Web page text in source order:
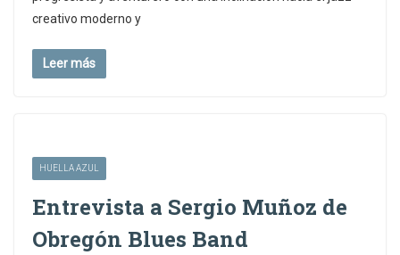
creativo moderno y
Leer más
HUELLA AZUL
Entrevista a Sergio Muñoz de
Obregón Blues Band